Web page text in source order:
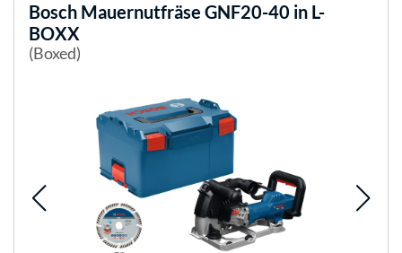
Bosch Mauernutfräse GNF20-40 in L-
BOXX
(Boxed)